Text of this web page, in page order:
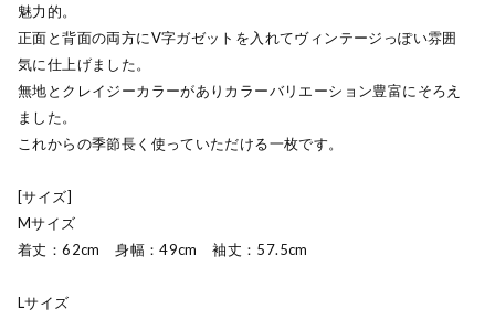
魅力的。
正面と背面の両方にV字ガゼットを入れてヴィンテージっぽい雰囲
気に仕上げました。
無地とクレイジーカラーがありカラーバリエーション豊富にそろえ
ました。
これからの季節長く使っていただける一枚です。
[サイズ]
Mサイズ
着丈：62cm 身幅：49cm 袖丈：57.5cm
Lサイズ